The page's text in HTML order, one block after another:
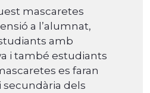
mascaretes
a l’alumnat,
amb
i també estudiants
es faran
secundària dels